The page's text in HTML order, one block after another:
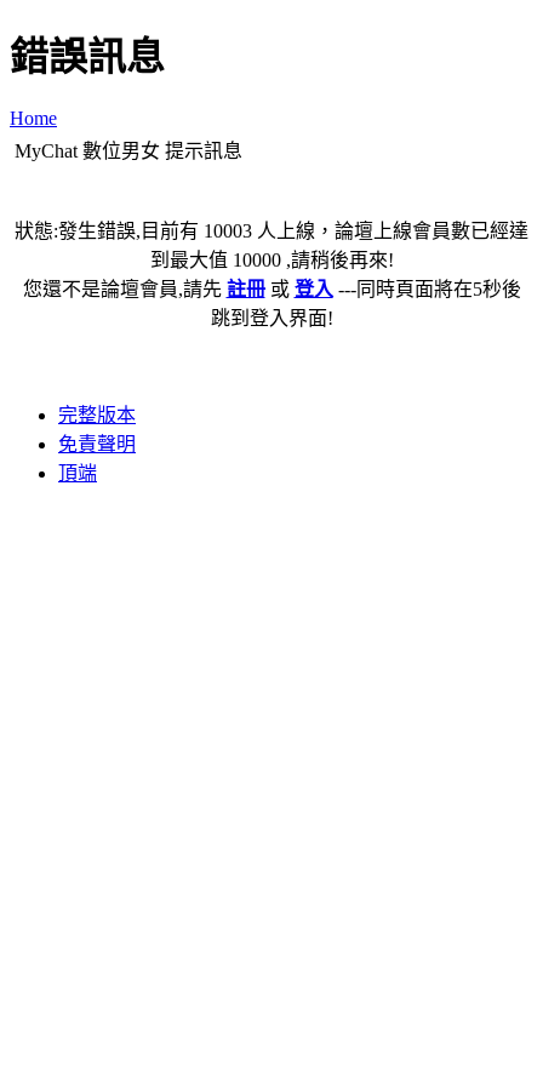
錯誤訊息
Home
MyChat 數位男女 提示訊息
狀態:發生錯誤,目前有 10003 人上線，論壇上線會員數已經達
到最大值 10000 ,請稍後再來!
您還不是論壇會員,請先 註冊或 登入 ---同時頁面將在5秒後
跳到登入界面!
完整版本
免責聲明
頂端